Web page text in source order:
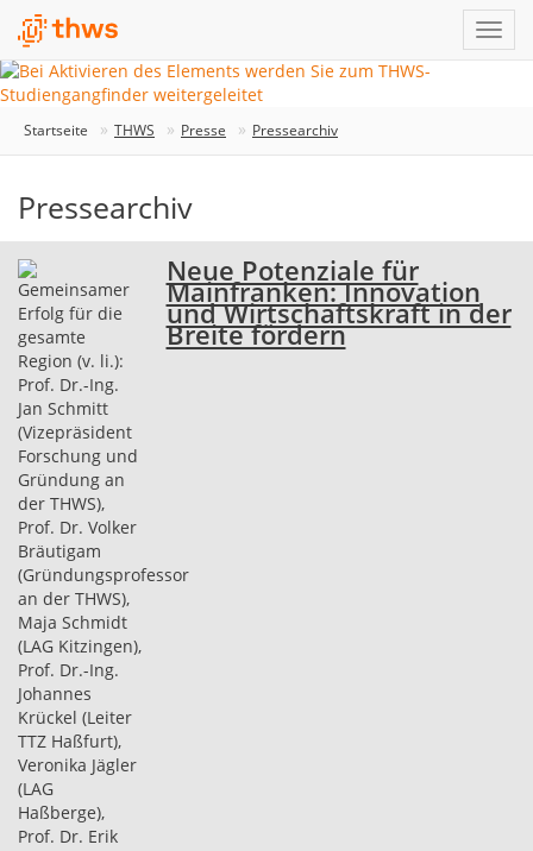
Startseite THWS Presse Pressearchiv
Pressearchiv
Neue Potenziale für
Mainfranken: Innovation
und Wirtschaftskraft in der
Breite fördern